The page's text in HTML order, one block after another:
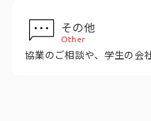
その他
Other
協業のご相談や、学生の会